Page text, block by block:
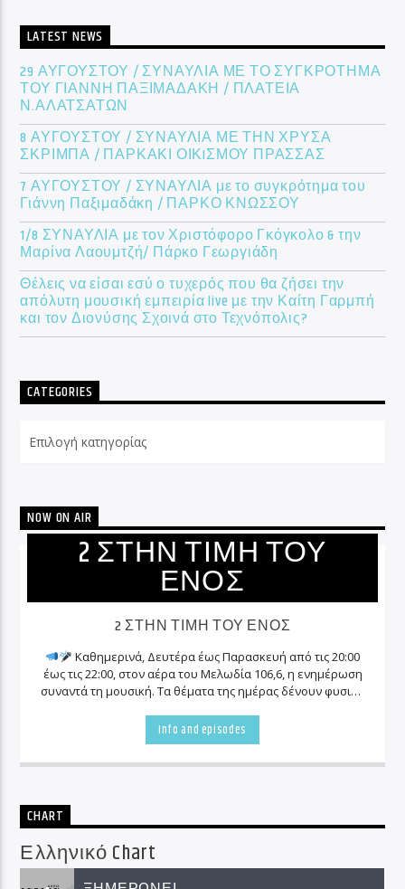
LATEST NEWS
29 ΑΥΓΟΥΣΤΟΥ / ΣΥΝΑΥΛΙΑ ΜΕ ΤΟ ΣΥΓΚΡΟΤΗΜΑ
ΤΟΥ ΓΙΑΝΝΗ ΠΑΞΙΜΑΔΑΚΗ / ΠΛΑΤΕΙΑ
Ν.ΑΛΑΤΣΑΤΩΝ
8 ΑΥΓΟΥΣΤΟΥ / ΣΥΝΑΥΛΙΑ ΜΕ ΤΗΝ ΧΡΥΣΑ
ΣΚΡΙΜΠΑ / ΠΑΡΚΑΚΙ ΟΙΚIΣΜΟΥ ΠΡΑΣΣΑΣ
7 ΑΥΓΟΥΣΤΟΥ / ΣΥΝΑΥΛΙΑ με το συγκρότημα του
Γιάννη Παξιμαδάκη / ΠΑΡΚΟ ΚΝΩΣΣΟΥ
1/8 ΣΥΝΑΥΛΙΑ με τον Χριστόφορο Γκόγκολο & την
Μαρίνα Λαουμτζή/ Πάρκο Γεωργιάδη
Θέλεις να είσαι εσύ ο τυχερός που θα ζήσει την
απόλυτη μουσική εμπειρία live με την Καίτη Γαρμπή
και τον Διονύσης Σχοινά στο Τεχνόπολις?
CATEGORIES
NOW ON AIR
2 ΣΤΗΝ ΤΙΜΗ ΤΟΥ
ΕΝΟΣ
2 ΣΤΗΝ ΤΙΜΗ ΤΟΥ ΕΝΟΣ
Καθημερινά, Δευτέρα έως Παρασκευή από τις 20:00
έως τις 22:00, στον αέρα του Μελωδία 106,6, η ενημέρωση
συναντά τη μουσική. Τα θέματα της ημέρας δένουν φυσικά
ακούγεται ευχάριστα και μένει ουσιαστικό.
εκπομπή αξίζει σταθερά τη θέση της στο καθημερινό σου
πρόγραμμα.
Info and episodes
CHART
Ελληνικό Chart